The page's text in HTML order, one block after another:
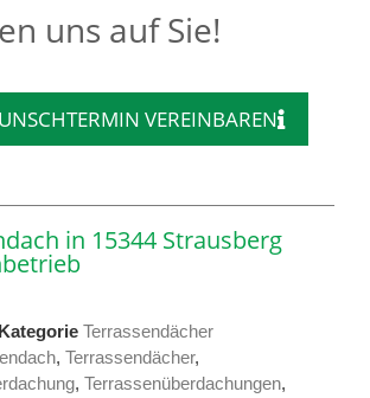
uns auf Sie!
VEREINBAREN
in 15344 Strausberg
Kategorie Terrassendächer
, Terrassendächer,
, Terrassenüberdachungen,